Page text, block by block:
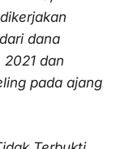
dana
dan
pada ajang